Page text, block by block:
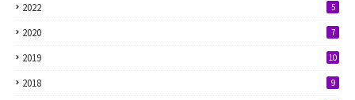
2022 5
2020 7
2019 10
2018 9